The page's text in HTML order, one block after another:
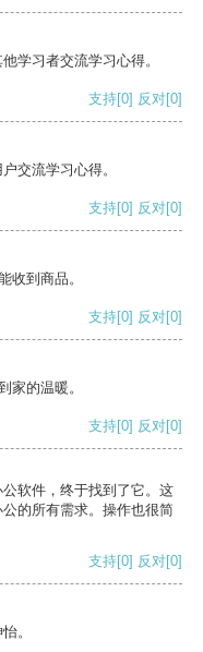
学习者交流学习心得。
支持[0] 反对[0]
交流学习心得。
支持[0] 反对[0]
收到商品。
支持[0] 反对[0]
家的温暖。
支持[0] 反对[0]
软件，终于找到了它。这
的所有需求。操作也很简
支持[0] 反对[0]
。